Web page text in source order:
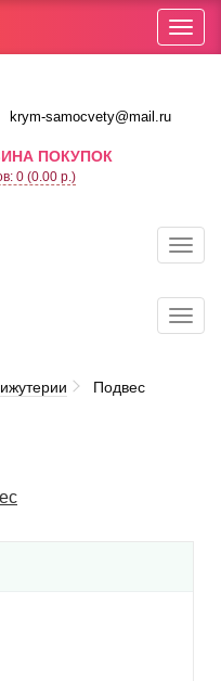
krym-samocvety@mail.ru
ПОКУПОК
0 (0.00 р.)
Подвес